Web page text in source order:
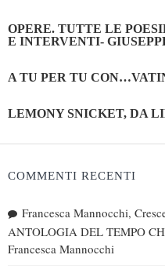
OPERE. TUTTE LE
E INTERVENTI-
A TU PER TU
LEMONY SNICKET, DA
COMMENTI RECENTI
Francesca Mannocchi,
ANTOLOGIA DEL TEMPO
Francesca Mannocchi